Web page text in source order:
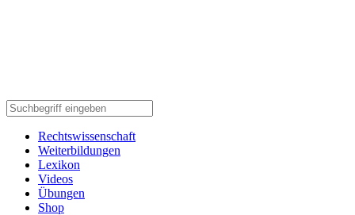
Rechtswissenschaft
Weiterbildungen
Lexikon
Videos
Übungen
Shop